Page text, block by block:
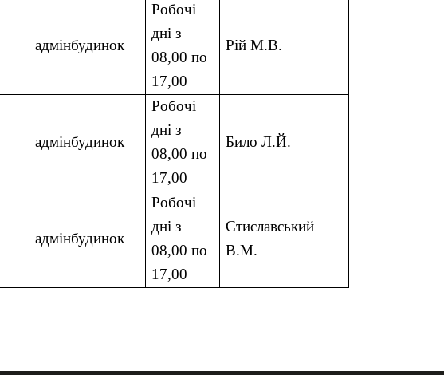
адмінбудинок
Робочі
дні з
08,00 по
17,00
Рій М.В.
адмінбудинок
Робочі
дні з
08,00 по
17,00
Било Л.Й.
адмінбудинок
Робочі
дні з
08,00 по
17,00
Стиславський
В.М.